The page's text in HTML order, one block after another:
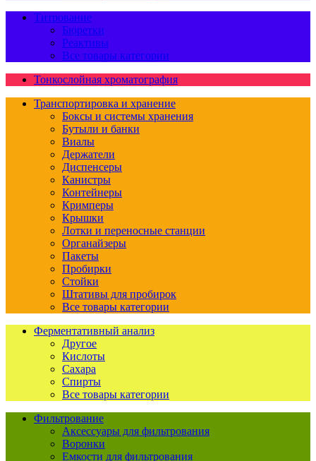
Титрование
Бюретки
Реактивы
Все товары категории
Тонкослойная хроматография
Транспортировка и хранение
Боксы и системы хранения
Бутыли и банки
Виалы
Держатели
Диспенсеры
Канистры
Контейнеры
Кримперы
Крышки
Лотки и переносные станции
Органайзеры
Пакеты
Пробирки
Стойки
Штативы для пробирок
Все товары категории
Ферментативный анализ
Другое
Кислоты
Сахара
Спирты
Все товары категории
Фильтрование
Аксессуары для фильтрования
Воронки
Емкости для фильтрования